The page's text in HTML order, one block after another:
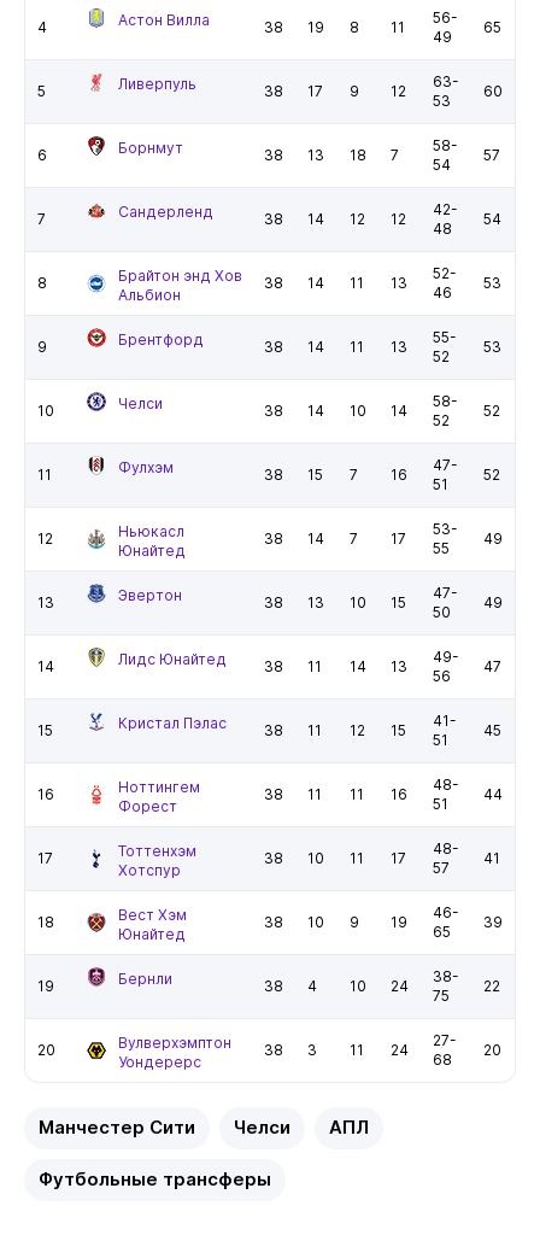
4 Астон Вилла 38 19 8 11
56-
49
65
5 Ливерпуль 38 17 9 12
63-
53
60
6 Борнмут 38 13 18 7
58-
54
57
7 Сандерленд 38 14 12 12
42-
48
54
8
Брайтон энд Хов
Альбион
38 14 11 13
52-
46
53
9 Брентфорд 38 14 11 13
55-
52
53
10 Челси 38 14 10 14
58-
52
52
11 Фулхэм 38 15 7 16
47-
51
52
12
Ньюкасл
Юнайтед
38 14 7 17
53-
55
49
13 Эвертон 38 13 10 15
47-
50
49
14 Лидс Юнайтед 38 11 14 13
49-
56
47
15 Кристал Пэлас 38 11 12 15
41-
51
45
16
Ноттингем
Форест
38 11 11 16
48-
51
44
17
Тоттенхэм
Хотспур
38 10 11 17
48-
57
41
18
Вест Хэм
Юнайтед
38 10 9 19
46-
65
39
19 Бернли 38 4 10 24
38-
75
22
20
Вулверхэмптон
Уондерерс
38 3 11 24
27-
68
20
Манчестер Сити Челси АПЛ
Футбольные трансферы